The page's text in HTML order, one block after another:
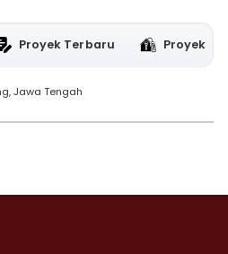
Proyek Terbaru Proyek
Jawa Tengah